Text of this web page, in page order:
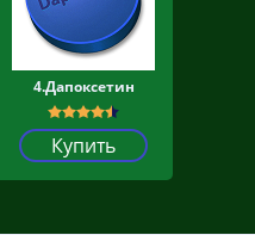
4.Дапоксетин
Купить